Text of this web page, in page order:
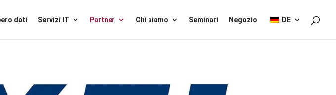
dati Servizi IT Partner Chi siamo Seminari Negozio DE